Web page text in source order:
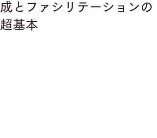
成とファシリテーションの
超基本